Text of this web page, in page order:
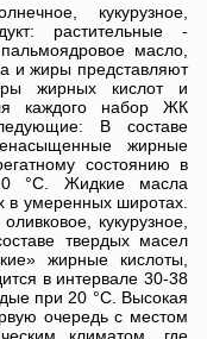
кукурузное,
растительные -
масло,
и жиры представляют
жирных кислот и
каждого набор ЖК
В составе
жирные
состоянию в
°С. Жидкие масла
в умеренных широтах.
кукурузное,
твердых масел
жирные кислоты,
в интервале 30-38
при 20 °С. Высокая
очередь с местом